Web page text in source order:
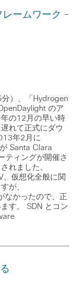
ームワーク ―
）、「Hydrogen
のア
の12月の早い時
れて正式にダウ
年2月に
Santa Clara
ティングが開催さ
れました。
仮想化全般に関
が、
なかったので、正
す。 SDN とコン